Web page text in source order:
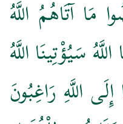
مَا آتَاهُمُ اللَّهُ
سَيُؤْتِينَا اللَّهُ
اللَّهِ رَاغِبُونَ